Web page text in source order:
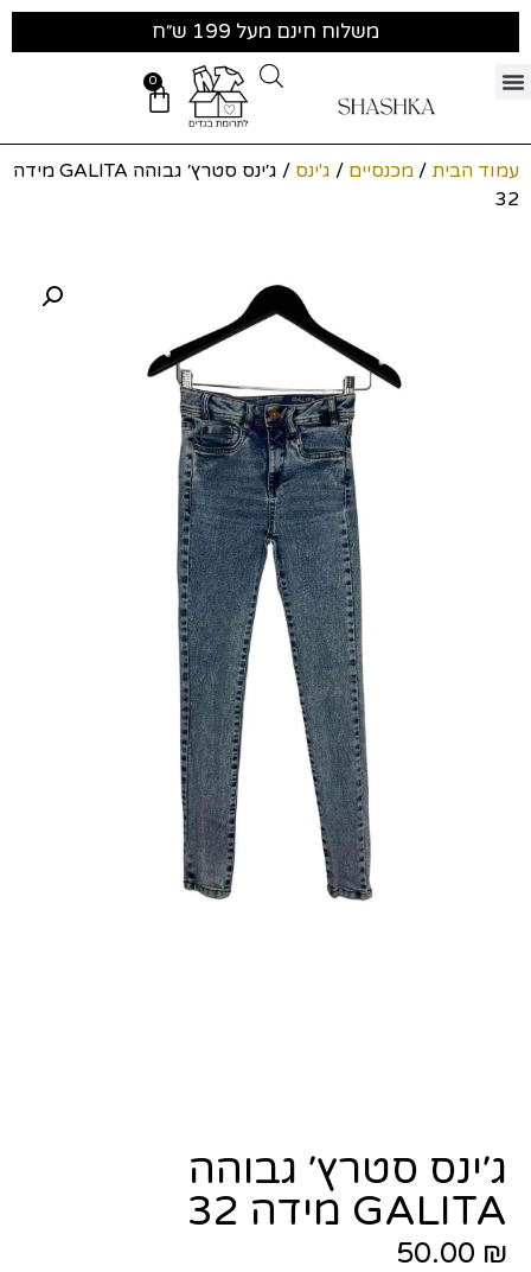
משלוח חינם מעל 199 ש״ח
0
עמוד הבית / מכנסיים / ג'ינס
/ ג׳ינס סטרץ׳ גבוהה GALITA מידה
32
ג׳ינס סטרץ׳ גבוהה
GALITA מידה 32
50.00 ₪